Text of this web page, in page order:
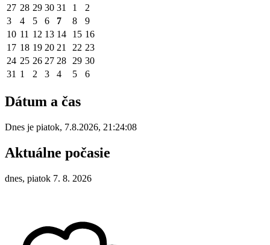
27 28 29 30 31 1
2
3
4 5 6 7 8
9
10 11 12 13 14 15 16
17 18 19 20 21 22 23
24 25 26 27 28 29 30
31 1 2 3 4 5 6
Dátum a čas
Dnes je piatok, 7.8.2026, 21:24:08
Aktuálne počasie
dnes, piatok 7. 8. 2026